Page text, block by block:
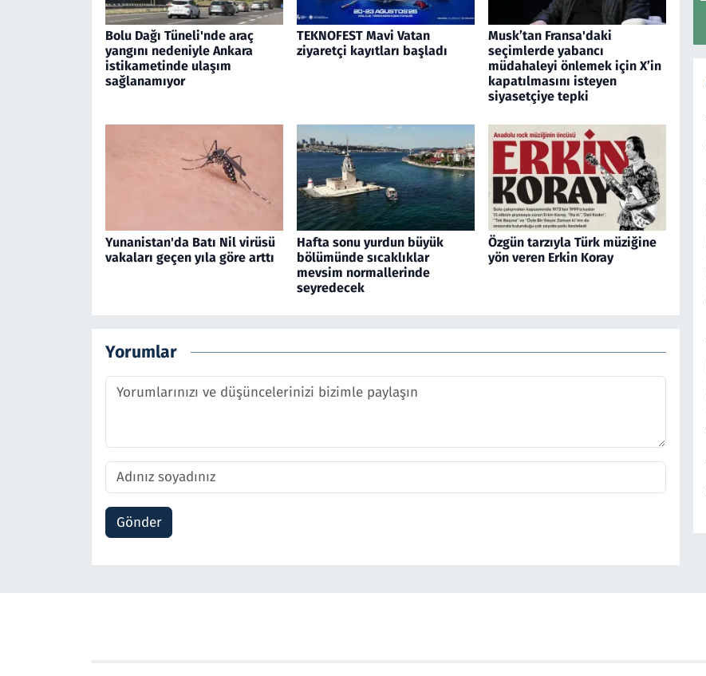
Bolu Dağı Tüneli'nde araç
yangını nedeniyle Ankara
istikametinde ulaşım
sağlanamıyor
TEKNOFEST Mavi Vatan
ziyaretçi kayıtları başladı
Musk’tan Fransa'daki
seçimlerde yabancı
müdahaleyi önlemek için X’in
kapatılmasını isteyen
siyasetçiye tepki
Yunanistan'da Batı Nil virüsü
vakaları geçen yıla göre arttı
Hafta sonu yurdun büyük
bölümünde sıcaklıklar
mevsim normallerinde
seyredecek
Özgün tarzıyla Türk müziğine
yön veren Erkin Koray
Yorumlar
Gönder